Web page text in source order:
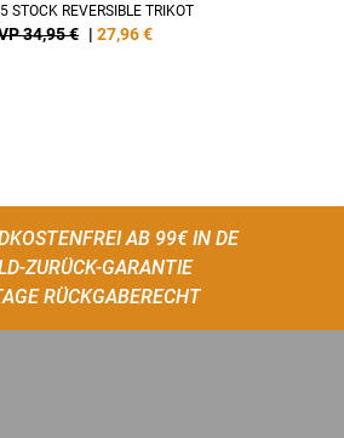
STOCK REVERSIBLE TRIKOT
34,95 € | 27,96€
AB 99€ IN DE
ZURÜCK-GARANTIE
RÜCKGABERECHT